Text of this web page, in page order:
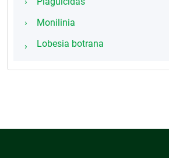
Monilinia
Lobesia botrana